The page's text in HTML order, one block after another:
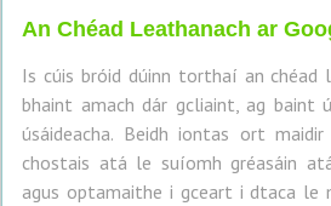
An Chéad Leathanach ar
Is cúis bróid dúinn torthaí an chéad
bhaint amach dár gcliaint, ag baint
úsáideacha. Beidh iontas ort
chostais atá le suíomh gréasáin
agus optamaithe i gceart i dtaca le